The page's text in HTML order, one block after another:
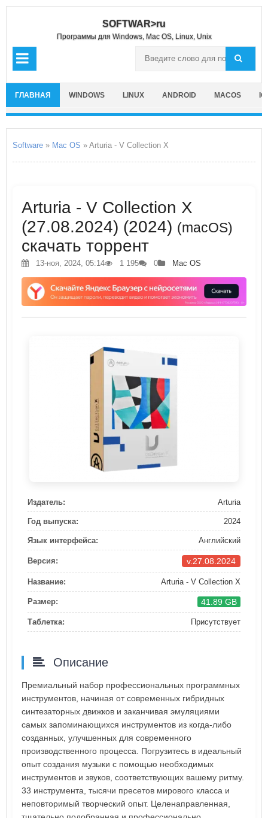
SOFTWAR>ru
Программы для Windows, Mac OS, Linux, Unix
ГЛАВНАЯ WINDOWS LINUX ANDROID MACOS
Software » Mac OS » Arturia - V Collection X
Arturia - V Collection X
(27.08.2024) (2024) (macOS)
скачать торрент
13-ноя, 2024, 05:14 1 195 0 Mac OS
Издатель: Arturia
Год выпуска: 2024
Язык интерфейса: Английский
Версия: v.27.08.2024
Название: Arturia - V Collection X
Размер: 41.89 GB
Таблетка: Присутствует
Описание
Премиальный набор профессиональных программных
инструментов, начиная от современных гибридных
синтезаторных движков и заканчивая эмуляциями
самых запоминающихся инструментов из когда-либо
созданных, улучшенных для современного
производственного процесса. Погрузитесь в идеальный
опыт создания музыки с помощью необходимых
инструментов и звуков, соответствующих вашему ритму.
33 инструмента, тысячи пресетов мирового класса и
неповторимый творческий опыт. Целенаправленная,